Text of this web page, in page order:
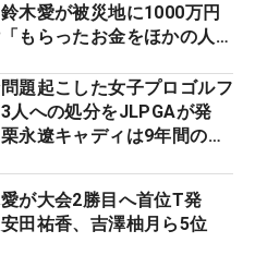
木愛が被災地に1000万円
もらったお金をほかの人
題起こした女子プロゴルフ
人への処分をJLPGAが発
永遼キャディは9年間の立
が大会2勝目へ首位T発
田祐香、吉澤柚月ら5位